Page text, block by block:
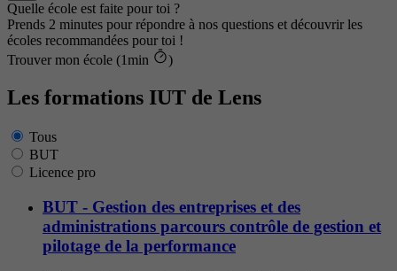
Quelle école est faite pour toi ?
Prends 2 minutes pour répondre à nos questions et découvrir les
écoles recommandées pour toi !
Trouver mon école (1min
)
Les formations IUT de Lens
Tous
BUT
Licence pro
BUT - Gestion des entreprises et des
administrations parcours contrôle de gestion et
pilotage de la performance